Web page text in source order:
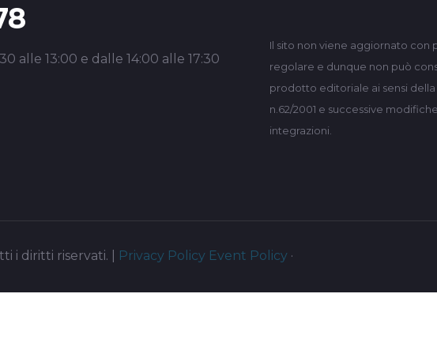
alle 13:00 e dalle 14:00 alle 17:30
Il sito non viene aggiornato con
regolare e dunque non può
prodotto editoriale ai sensi
n.62/2001 e successive
integrazioni.
i diritti riservati. | Privacy Policy Event Policy ·